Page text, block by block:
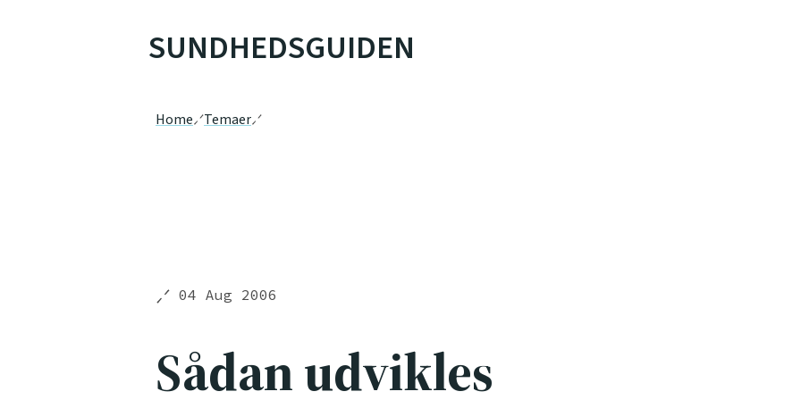
SUNDHEDSGUIDEN
Home Temaer
04 Aug 2006
Sådan udvikles